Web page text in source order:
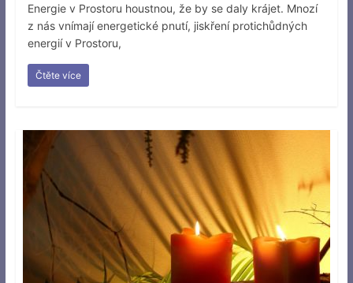
Energie v Prostoru houstnou, že by se daly krájet. Mnozí
z nás vnímají energetické pnutí, jiskření protichůdných
energií v Prostoru,
Čtěte více